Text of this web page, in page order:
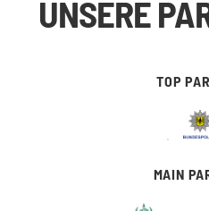
UNSERE
TOP
MAIN